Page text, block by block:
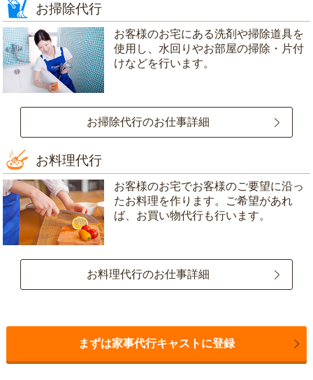
お掃除代行
お客様のお宅にある洗剤や掃除道具を
使用し、水回りやお部屋の掃除・片付
けなどを行います。
お掃除代行のお仕事詳細
お料理代行
お客様のお宅でお客様のご要望に沿っ
たお料理を作ります。ご希望があれ
ば、お買い物代行も行います。
お料理代行のお仕事詳細
まずは家事代行キャストに登録